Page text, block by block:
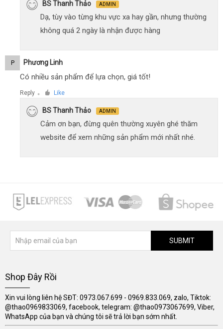
BS Thanh Thảo ADMIN
Dạ, tùy vào từng khu vực xa hay gần, nhưng thường
không quá 2 ngày là nhận được hàng
P Phương Linh
Có nhiều sản phẩm để lựa chọn, giá tốt!
Reply ● Like
BS Thanh Thảo ADMIN
Cảm ơn bạn, đừng quên thường xuyên ghé thăm
website để xem những sản phẩm mới nhất nhé.
SUBMIT
Shop Đây Rồi
Xin vui lòng liên hệ SĐT: 0973.067.699 - 0969.833.069, zalo, Tiktok:
@thao0969833069, facebook, telegram: @thao0973067699, Viber,
WhatsApp của bạn và chúng tôi sẽ trả lời bạn sớm nhất.